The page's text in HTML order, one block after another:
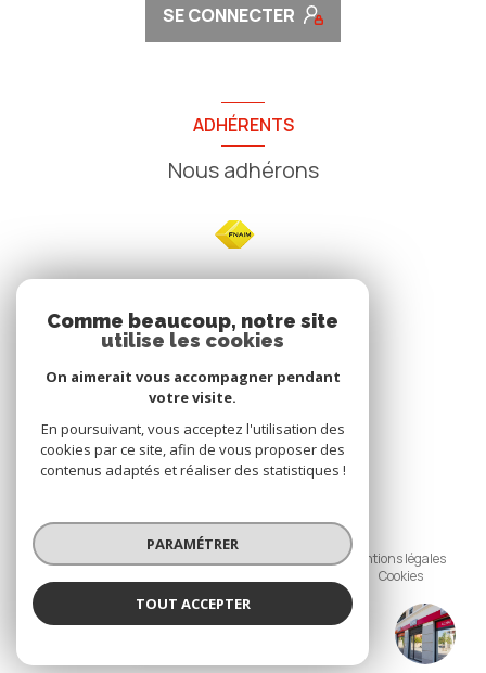
IBOX ECOQUARTIER FONT PRE
SE CONNECTER
ADHÉRENTS
Nous adhérons
NOS
© 2026 | Tous droits réservés
Mentions légales
Cookies
Comme beaucoup, notre site
utilise les cookies
On aimerait vous accompagner pendant
votre visite.
En poursuivant, vous acceptez l'utilisation des
cookies par ce site, afin de vous proposer des
contenus adaptés et réaliser des statistiques !
PARAMÉTRER
TOUT ACCEPTER